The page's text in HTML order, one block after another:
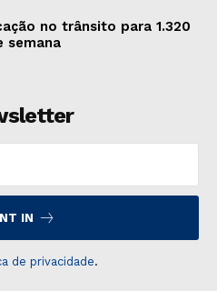
no trânsito para 1.320
semana
IN
de privacidade.